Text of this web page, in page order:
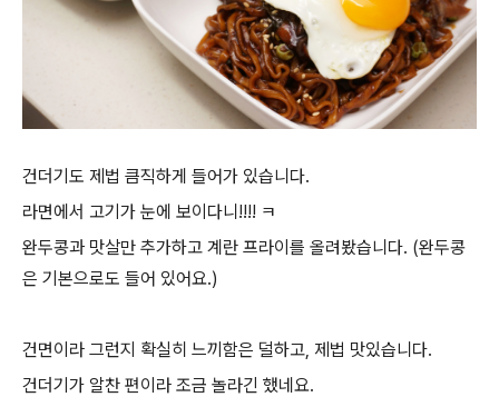
건더기도 제법 큼직하게 들어가 있습니다.
라면에서 고기가 눈에 보이다니!!!! ㅋ
완두콩과 맛살만 추가하고 계란 프라이를 올려봤습니다. (완두콩
은 기본으로도 들어 있어요.)
건면이라 그런지 확실히 느끼함은 덜하고, 제법 맛있습니다.
건더기가 알찬 편이라 조금 놀라긴 했네요.